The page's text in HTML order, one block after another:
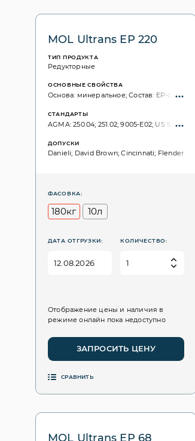
MOL Ultrans EP 220
ТИП ПРОДУКТА
Редукторные
ОСНОВНЫЕ СВОЙСТВА
Основа: минеральное; Состав: EP-
СТАНДАРТЫ
AGMA: 250.04; 251.02; 9005-E02; US Steel:
ДОПУСКИ
Danieli; David Brown; Cincinnati; Flender
ФАСОВКА:
180кг 10л
ДАТА ОТГРУЗКИ: КОЛИЧЕСТВО:
Отображение цены и наличия в
режиме онлайн пока недоступно
ЗАПРОСИТЬ ЦЕНУ
СРАВНИТЬ
MOL Ultrans EP 68